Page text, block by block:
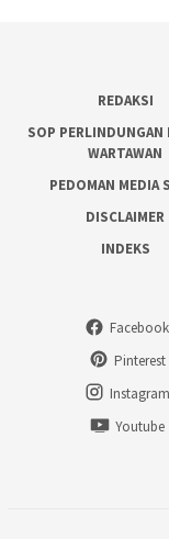
REDAKSI
SOP PERLINDUNGAN
WARTAWAN
PEDOMAN MEDIA
DISCLAIMER
INDEKS
Facebook
Pinterest
Instagram
Youtube